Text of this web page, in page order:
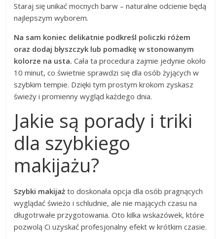
Staraj się unikać mocnych barw – naturalne odcienie będą
najlepszym wyborem.
Na sam koniec delikatnie podkreśl policzki różem
oraz dodaj błyszczyk lub pomadkę w stonowanym
kolorze na usta. Cała ta procedura zajmie jedynie około
10 minut, co świetnie sprawdzi się dla osób żyjących w
szybkim tempie. Dzięki tym prostym krokom zyskasz
świeży i promienny wygląd każdego dnia.
Jakie są porady i triki
dla szybkiego
makijażu?
Szybki makijaż to doskonała opcja dla osób pragnących
wyglądać świeżo i schludnie, ale nie mających czasu na
długotrwałe przygotowania. Oto kilka wskazówek, które
pozwolą Ci uzyskać profesjonalny efekt w krótkim czasie.